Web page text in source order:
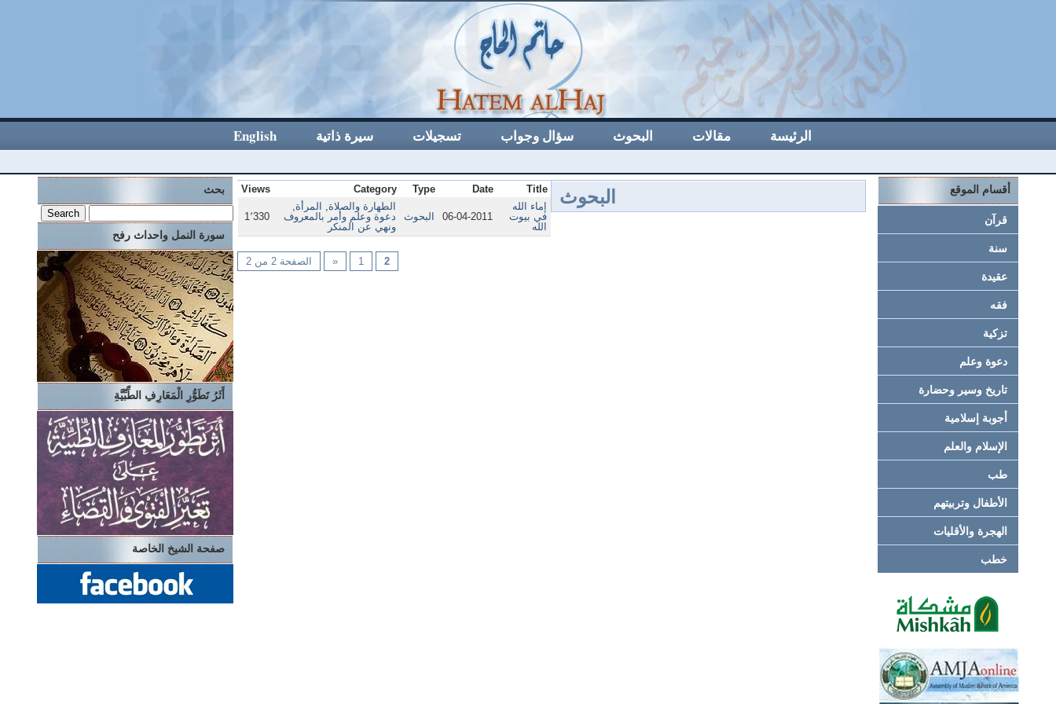
English سيرة ذاتية تسجيلات سؤال وجواب البحوث مقالات الرئيسة
بحث
سورة النمل واحداث رفح
أَثَرُ تَطَوُّرِ الْمَعَارِفِ الطِّبِّيَّةِ
صفحة الشيخ الخاصة
البحوث Title
Date
Type
Category
Views
إماء الله
في بيوت
الله
06-04-2011 البحوث
الطهارة والصلاة, المرأة,
دعوة وعلم وأمر بالمعروف
ونهي عن المنكر
1٬330
الصفحة 2 من 2 « 1 2
أقسام الموقع
قرآن
سنة
عقيدة
فقه
تزكية
دعوة وعلم
تاريخ وسير وحضارة
أجوبة إسلامية
الإسلام والعلم
طب
الأطفال وتربيتهم
الهجرة والأقليات
خطب